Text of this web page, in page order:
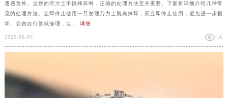
遭遇意外。当您的劳力士不慎摔坏时，正确的处理方法至关重要。下面将详细介绍几种常
见的处理方法。立即停止使用一旦发现劳力士腕表摔坏，应立即停止使用，避免进一步损
坏。切勿自行尝试修理，以... 详细
2025-06-05 人